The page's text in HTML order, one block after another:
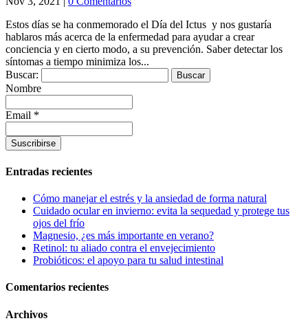
Estos días se ha conmemorado el Día del Ictus y nos gustaría
hablaros más acerca de la enfermedad para ayudar a crear
conciencia y en cierto modo, a su prevención. Saber detectar los
síntomas a tiempo minimiza los...
Buscar:
Nombre
Email *
Entradas recientes
Cómo manejar el estrés y la ansiedad de forma natural
Cuidado ocular en invierno: evita la sequedad y protege tus
ojos del frío
Magnesio, ¿es más importante en verano?
Retinol: tu aliado contra el envejecimiento
Probióticos: el apoyo para tu salud intestinal
Comentarios recientes
Archivos